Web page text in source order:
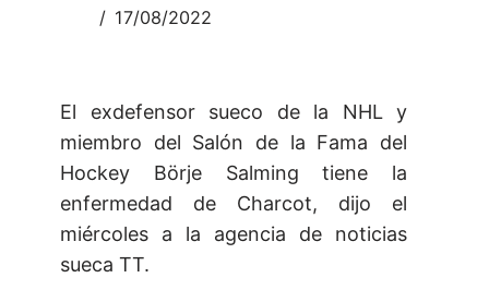
17/08/2022
El exdefensor sueco de la NHL y
miembro del Salón de la Fama del
Hockey Börje Salming tiene la
enfermedad de Charcot, dijo el
miércoles a la agencia de noticias
sueca TT.